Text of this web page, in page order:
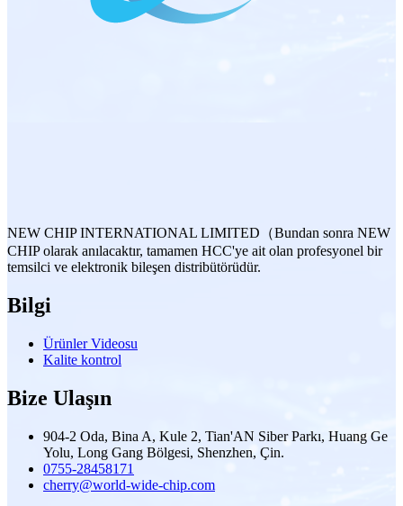
NEW CHIP INTERNATIONAL LIMITED（Bundan sonra NEW
CHIP olarak anılacaktır, tamamen HCC'ye ait olan profesyonel bir
temsilci ve elektronik bileşen distribütörüdür.
Bilgi
Ürünler Videosu
Kalite kontrol
Bize Ulaşın
904-2 Oda, Bina A, Kule 2, Tian'AN Siber Parkı, Huang Ge
Yolu, Long Gang Bölgesi, Shenzhen, Çin.
0755-28458171
cherry@world-wide-chip.com